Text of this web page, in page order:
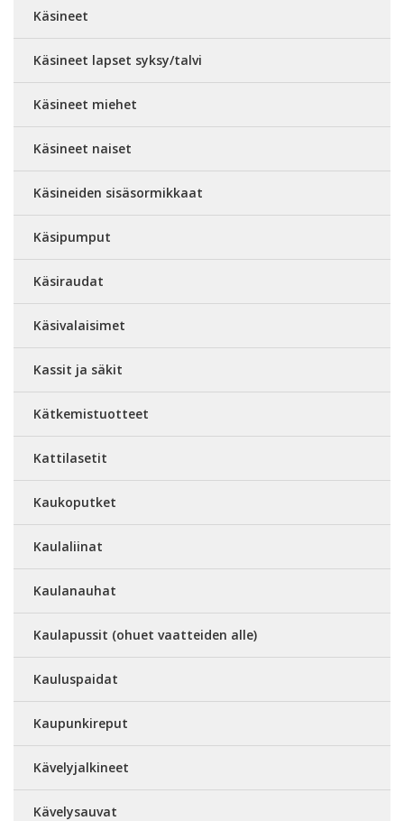
Käsineet
Käsineet lapset syksy/talvi
Käsineet miehet
Käsineet naiset
Käsineiden sisäsormikkaat
Käsipumput
Käsiraudat
Käsivalaisimet
Kassit ja säkit
Kätkemistuotteet
Kattilasetit
Kaukoputket
Kaulaliinat
Kaulanauhat
Kaulapussit (ohuet vaatteiden alle)
Kauluspaidat
Kaupunkireput
Kävelyjalkineet
Kävelysauvat